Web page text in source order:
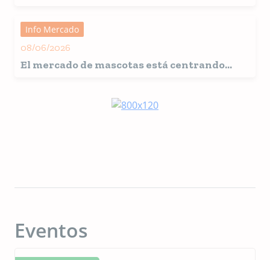
Info Mercado
08/06/2026
El mercado de mascotas está centrando
consumidores más exigentes
Eventos